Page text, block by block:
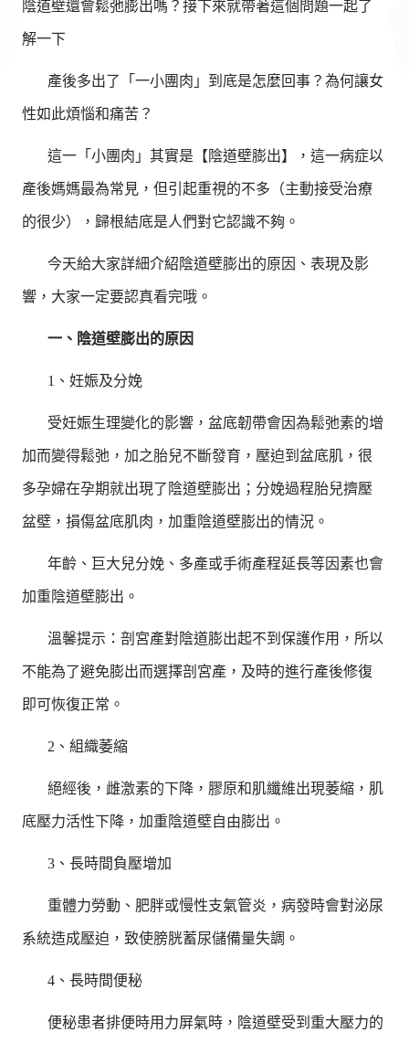
陰道壁還會鬆弛膨出嗎？接下來就帶著這個問題一起了
解一下
產後多出了「一小團肉」到底是怎麼回事？為何讓女
性如此煩惱和痛苦？
這一「小團肉」其實是【陰道壁膨出】，這一病症以
產後媽媽最為常見，但引起重視的不多（主動接受治療
的很少），歸根結底是人們對它認識不夠。
今天給大家詳細介紹陰道壁膨出的原因、表現及影
響，大家一定要認真看完哦。
一、陰道壁膨出的原因
1、妊娠及分娩
受妊娠生理變化的影響，盆底韌帶會因為鬆弛素的增
加而變得鬆弛，加之胎兒不斷發育，壓迫到盆底肌，很
多孕婦在孕期就出現了陰道壁膨出；分娩過程胎兒擠壓
盆壁，損傷盆底肌肉，加重陰道壁膨出的情況。
年齡、巨大兒分娩、多產或手術產程延長等因素也會
加重陰道壁膨出。
溫馨提示：剖宮產對陰道膨出起不到保護作用，所以
不能為了避免膨出而選擇剖宮產，及時的進行產後修復
即可恢復正常。
2、組織萎縮
絕經後，雌激素的下降，膠原和肌纖維出現萎縮，肌
底壓力活性下降，加重陰道壁自由膨出。
3、長時間負壓增加
重體力勞動、肥胖或慢性支氣管炎，病發時會對泌尿
系統造成壓迫，致使膀胱蓄尿儲備量失調。
4、長時間便秘
便秘患者排便時用力屏氣時，陰道壁受到重大壓力的